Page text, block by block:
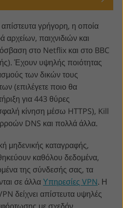
γρήγορη, η οποία
αρχείων, παιχνιδιών και
στο Netflix και στο BBC
Έχουν υψηλής ποιότητας
των δικών τους
(επιλέγετε ποιο θα
για 443 θύρες
κίνηση μέσω HTTPS), Kill
DNS και πολλά άλλα.
μηδενικής καταγραφής,
καθόλου δεδομένα,
της σύνδεσής σας, τα
σε άλλαΥπηρεσίες VPN. Η
δείχνει απίστευτα υψηλές